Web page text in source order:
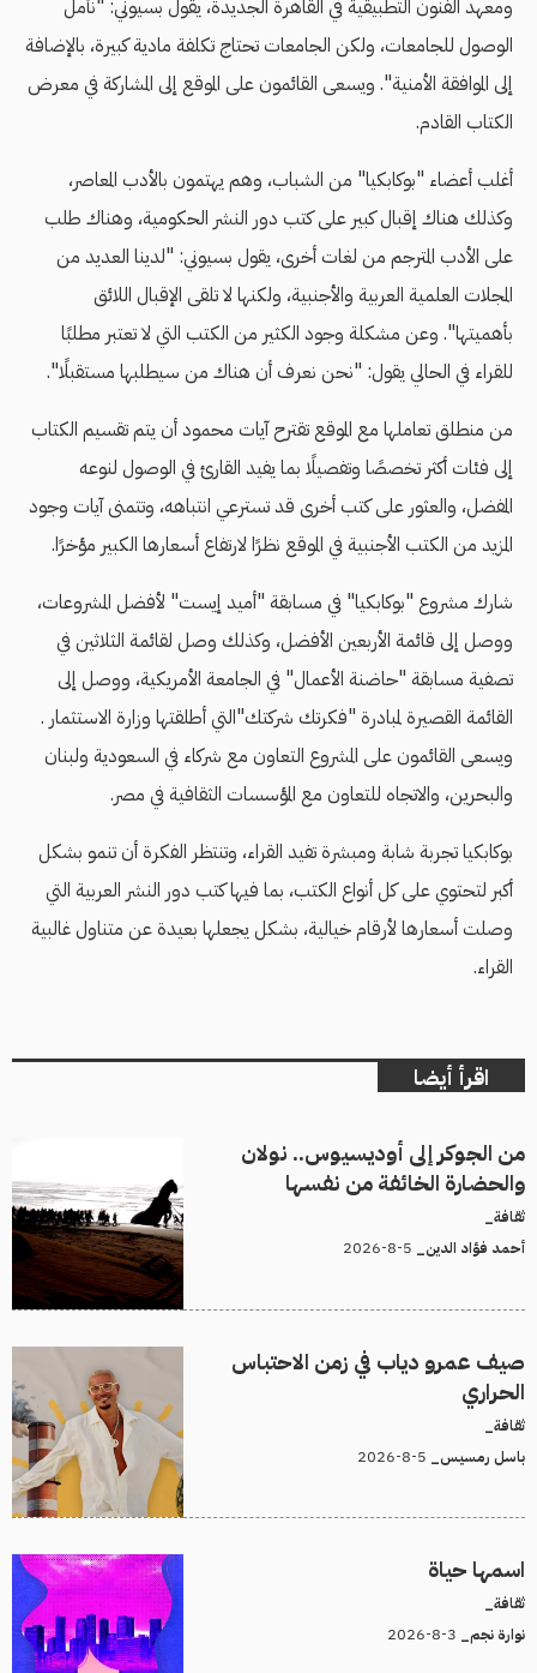
ومعهد الفنون التطبيقية في القاهرة الجديدة، يقول بسيوني: "نأمل
الوصول للجامعات، ولكن الجامعات تحتاج تكلفة مادية كبيرة، بالإضافة
إلى الموافقة الأمنية". ويسعى القائمون على الموقع إلى المشاركة في معرض
الكتاب القادم.
أغلب أعضاء "بوكابكيا" من الشباب، وهم يهتمون بالأدب المعاصر،
وكذلك هناك إقبال كبير على كتب دور النشر الحكومية، وهناك طلب
على الأدب المترجم من لغات أخرى، يقول بسيوني: "لدينا العديد من
المجلات العلمية العربية والأجنبية، ولكنها لا تلقى الإقبال اللائق
بأهميتها". وعن مشكلة وجود الكثير من الكتب التي لا تعتبر مطلبًا
للقراء في الحالي يقول: "نحن نعرف أن هناك من سيطلبها مستقبلًا".
من منطلق تعاملها مع الموقع تقترح آيات محمود أن يتم تقسيم الكتاب
إلى فئات أكثر تخصصًا وتفصيلًا بما يفيد القارئ في الوصول لنوعه
المفضل، والعثور على كتب أخرى قد تسترعي انتباهه، وتتمنى آيات وجود
المزيد من الكتب الأجنبية في الموقع نظرًا لارتفاع أسعارها الكبير مؤخرًا.
شارك مشروع "بوكابكيا" في مسابقة "أميد إيست" لأفضل المشروعات،
ووصل إلى قائمة الأربعين الأفضل، وكذلك وصل لقائمة الثلاثين في
تصفية مسابقة "حاضنة الأعمال" في الجامعة الأمريكية، ووصل إلى
القائمة القصيرة لمبادرة "فكرتك شركتك"التي أطلقتها وزارة الاستثمار .
ويسعى القائمون على المشروع التعاون مع شركاء في السعودية ولبنان
والبحرين، والاتجاه للتعاون مع المؤسسات الثقافية في مصر.
بوكابكيا تجربة شابة ومبشرة تفيد القراء، وتنتظر الفكرة أن تنمو بشكل
أكبر لتحتوي على كل أنواع الكتب، بما فيها كتب دور النشر العربية التي
وصلت أسعارها لأرقام خيالية، بشكل يجعلها بعيدة عن متناول غالبية
القراء.
اقرأ أيضا
من الجوكر إلى أوديسيوس.. نولان
والحضارة الخائفة من نفسها
ثقافة_
أحمد فؤاد الدين_
صيف عمرو دياب في زمن الاحتباس
الحراري
ثقافة_
باسل رمسيس_
اسمها حياة
ثقافة_
نوارة نجم_